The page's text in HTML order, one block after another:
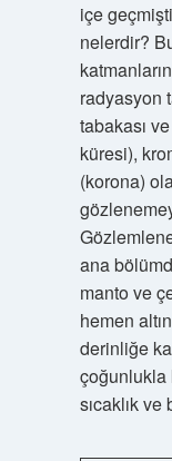
içe
nelerdir?
radyasyon
tabakası
küresi),
(korona)
ana
manto ve
hemen
derinliğe
çoğunlukla
sıcaklık